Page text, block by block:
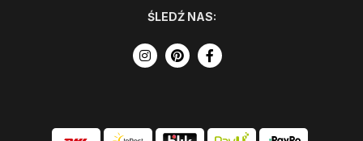
ŚLEDŹ NAS: